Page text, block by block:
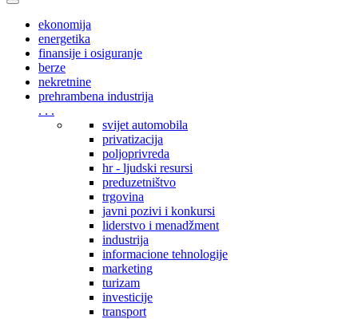
Toggle
navigationekonomija
energetika
finansije i osiguranje
berze
nekretnine
prehrambena industrija
. . .
svijet automobila
privatizacija
poljoprivreda
hr - ljudski resursi
preduzetništvo
trgovina
javni pozivi i konkursi
liderstvo i menadžment
industrija
informacione tehnologije
marketing
turizam
investicije
transport